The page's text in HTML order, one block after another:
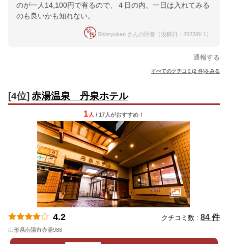
のが一人14,100円で有るので、４日の内、一日は入れてみる
のも良いかも知れない。
Shinryuken さんの回答（投稿日：2023/8/ 1）
通報する
すべてのクチコミ(2 件)をみる
[4位] 赤湯温泉 丹泉ホテル
1 人 / 17人がおすすめ！
4.2 クチコミ数 : 84 件
山形県南陽市赤湯988